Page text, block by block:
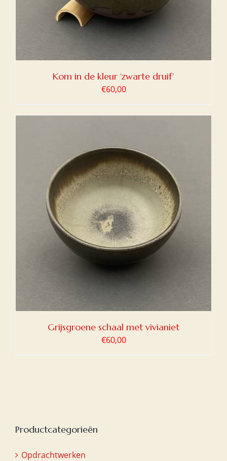
Kom in de kleur ‘zwarte druif’
€60,00
Grijsgroene schaal met vivianiet
€60,00
Productcategorieën
Opdrachtwerken